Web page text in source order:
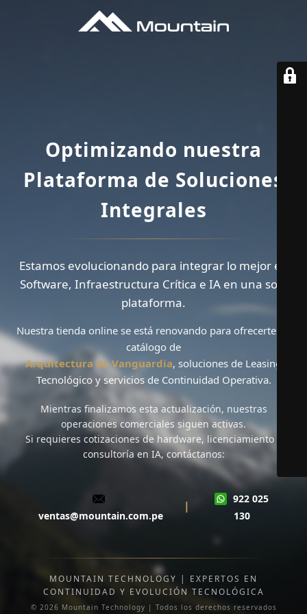
Optimizando nuestra
Plataforma de Soluciones
Integrales
Estamos evolucionando para integrar lo mejor en
Software, Infraestructura Crítica e IA en una sola
plataforma.
Nuestra tienda online se está renovando para ofrecerte un
catálogo de
Arquitectura de Vanguardia, soluciones de Leasing
Tecnológicoy servicios de Continuidad Operativa.
Mientras finalizamos esta actualización, nuestras
operaciones comerciales siguen activas.
Si requieres cotizaciones de hardware, licenciamiento o
consultoría en IA, contáctanos:
ventas@mountain.com.pe
|
922 025
130
MOUNTAIN TECHNOLOGY | EXPERTOS EN
CONTINUIDAD Y EVOLUCIÓN TECNOLÓGICA
© 2026 Mountain Technology | Todos los derechos reservados